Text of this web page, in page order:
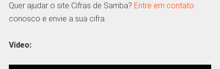
Quer ajudar o site Cifras de Samba? Entre em contato
conosco e envie a sua cifra.
Vídeo: